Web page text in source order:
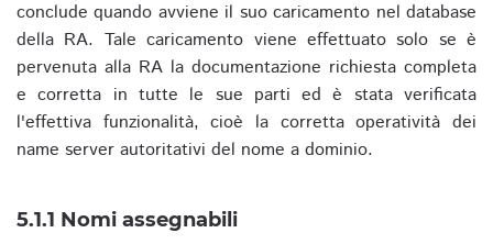
conclude quando avviene il suo caricamento nel database
della RA. Tale caricamento viene effettuato solo se è
pervenuta alla RA la documentazione richiesta completa
e corretta in tutte le sue parti ed è stata verificata
l'effettiva funzionalità, cioè la corretta operatività dei
name server autoritativi del nome a dominio.
5.1.1 Nomi assegnabili